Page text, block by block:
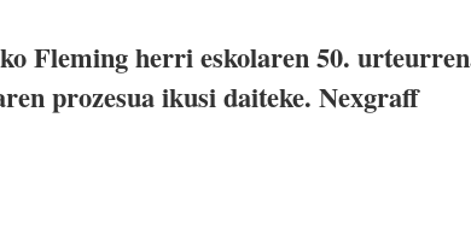
Fleming herri eskolaren 50.
prozesua ikusi daiteke. Nexgraff